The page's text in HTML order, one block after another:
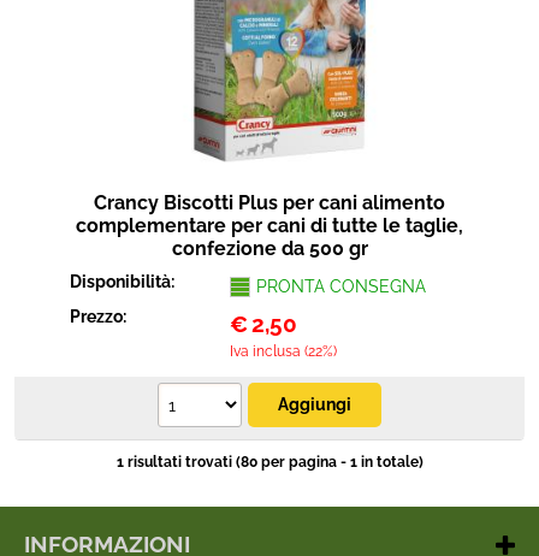
Protezione
Pet Store
Agricoltura
Ricambi
Crancy Biscotti Plus per cani alimento
complementare per cani di tutte le taglie,
confezione da 500 gr
Disponibilità:
PRONTA CONSEGNA
Prezzo:
€2,50
Iva inclusa (22%)
1 risultati trovati (80 per pagina - 1 in totale)
INFORMAZIONI